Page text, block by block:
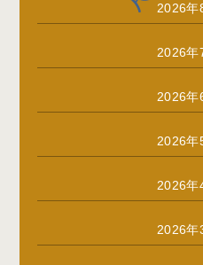
2026年
2026年
2026年
2026年
2026年
2026年